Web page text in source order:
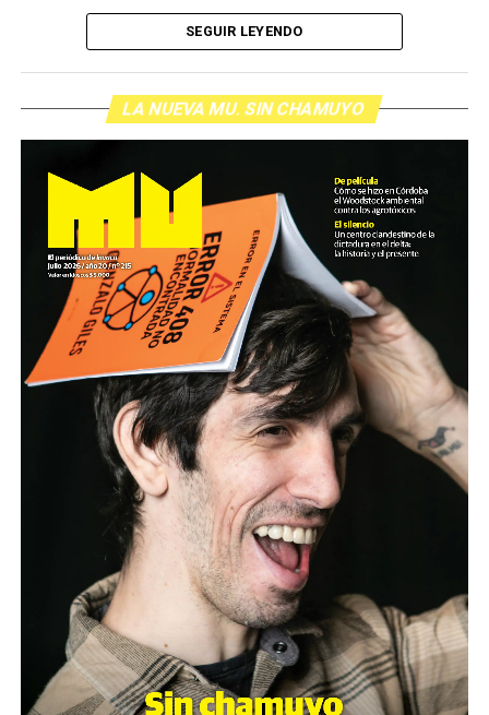
de cabecera Hugo López va a dar una definición
inolvidable sobre los normales y los anormales. Como
siempre, Pablo Marchetti que llega con música y con El
grito pelado.(Escuchá el programa completo)
Descargar los archivos de audio:Bloque 1/Bloque 2
Foto: Nacho Yuchark
Descargar el programa
La reproducción de este programa es libre. Sólo tenés
que mandar un mail a
infolavaca@yahoo.com.arpara
emitir todos los programas de Decí MU
SEGUIR LEYENDO
LA NUEVA MU. SIN CHAMUYO